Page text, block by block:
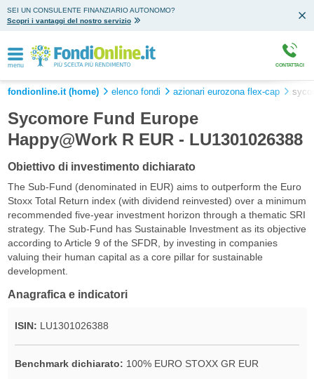
SEI UN CONSULENTE FINANZIARIO AUTONOMO?
Scopri i vantaggi del nostro servizio
menu CONTATTACI
fondionline.it (home) elenco fondi azionari eurozona flex-cap
Sycomore Fund Europe
Happy@Work R EUR - LU1301026388
Obiettivo di investimento dichiarato
The Sub-Fund (denominated in EUR) aims to outperform the Euro
Stoxx Total Return index (with dividend reinvested) over a minimum
recommended five-year investment horizon through a thematic SRI
strategy. The Sub-Fund has Sustainable Investment as its objective
according to Article 9 of the SFDR, by investing in companies
valuing their human capital as a core pillar for sustainable
development.
Anagrafica e indicatori
ISIN: LU1301026388
Benchmark dichiarato: 100% EURO STOXX GR EUR